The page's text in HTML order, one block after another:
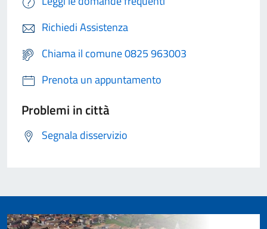
Richiedi Assistenza
Chiama il comune 0825 963003
Prenota un appuntamento
Problemi in città
Segnala disservizio